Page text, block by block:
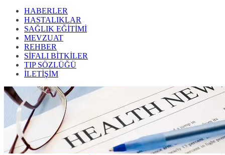
HABERLER
HASTALIKLAR
SAĞLIK EĞİTİMİ
MEVZUAT
REHBER
SİFALI BİTKİLER
TIP SÖZLÜĞÜ
İLETİŞİM